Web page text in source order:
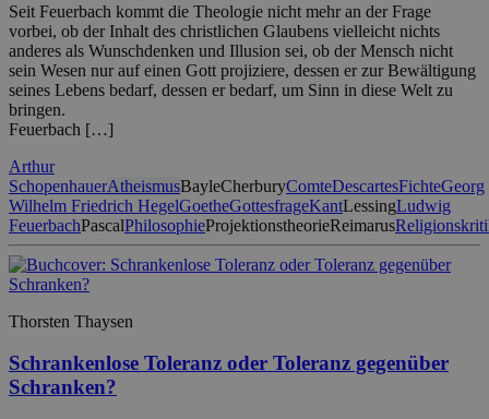
Seit Feuerbach kommt die Theologie nicht mehr an der Frage
vorbei, ob der Inhalt des christlichen Glaubens vielleicht nichts
anderes als Wunschdenken und Illusion sei, ob der Mensch nicht
sein Wesen nur auf einen Gott projiziere, dessen er zur Bewältigung
seines Lebens bedarf, dessen er bedarf, um Sinn in diese Welt zu
bringen.
Feuerbach […]
Arthur
SchopenhauerAtheismusBayleCherburyComteDescartesFichteGeorg
Wilhelm Friedrich HegelGoetheGottesfrageKantLessingLudwig
FeuerbachPascalPhilosophieProjektionstheorieReimarus
Thorsten Thaysen
Schrankenlose Toleranz oder Toleranz gegenüber
Schranken?